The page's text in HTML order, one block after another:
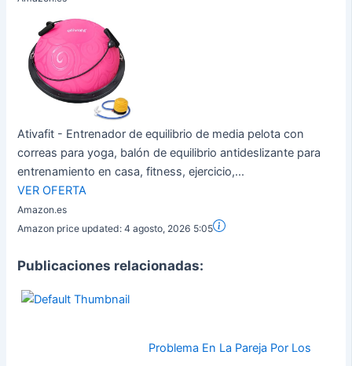
Ativafit - Entrenador de equilibrio de media pelota con
correas para yoga, balón de equilibrio antideslizante para
entrenamiento en casa, fitness, ejercicio,...
VER OFERTA
Amazon.es
Amazon price updated:4 agosto, 2026 5:05
Publicaciones relacionadas:
Problema En La Pareja Por Los